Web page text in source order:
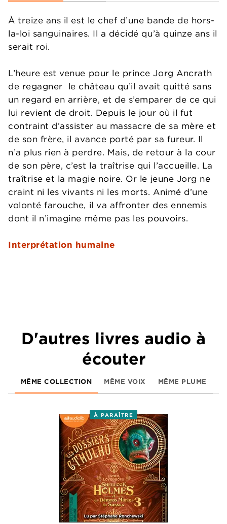
À treize ans il est le chef d’une bande de hors-
la-loi sanguinaires. Il a décidé qu’à quinze ans il
serait roi.
L’heure est venue pour le prince Jorg Ancrath
de regagner le château qu’il avait quitté sans
un regard en arrière, et de s’emparer de ce qui
lui revient de droit. Depuis le jour où il fut
contraint d’assister au massacre de sa mère et
de son frère, il avance porté par sa fureur. Il
n’a plus rien à perdre. Mais, de retour à la cour
de son père, c’est la traîtrise qui l’accueille. La
traîtrise et la magie noire. Or le jeune Jorg ne
craint ni les vivants ni les morts. Animé d’une
volonté farouche, il va affronter des ennemis
dont il n’imagine même pas les pouvoirs.
Interprétation humaine
D'autres livres audio à
écouter
MÊME COLLECTION MÊME VOIX MÊME PLUME
À PARAÎTRE